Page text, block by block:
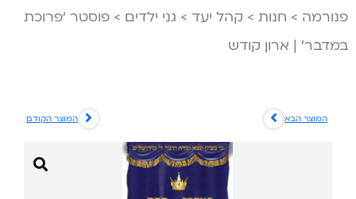
פנורמה > חנות > קהל יעד > גני ילדים > פוסטר ‘פרוכת
במדבר’ | ארון קודש
המוצר הקודם המוצר הבא